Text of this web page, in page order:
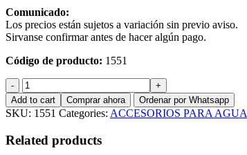
Comunicado:
Los precios están sujetos a variación sin previo aviso.
Sirvanse confirmar antes de hacer algún pago.
Código de producto: 1551
UNION
UNIVERSAL
3/4"
PVC
C/R
C&A
Add to cart Comprar ahora Ordenar por Whatsapp
SKU: 1551 Categories: ACCESORIOS PARA AGUA
Related products